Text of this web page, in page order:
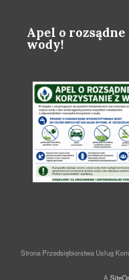
Apel o
wody!
Strona Przedsiębiorstwa Usług
A